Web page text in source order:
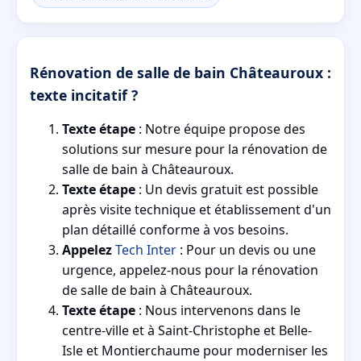
Rénovation de salle de bain Châteauroux :
texte incitatif ?
Texte étape : Notre équipe propose des
solutions sur mesure pour la rénovation de
salle de bain à Châteauroux.
Texte étape : Un devis gratuit est possible
après visite technique et établissement d'un
plan détaillé conforme à vos besoins.
AppelezTech Inter : Pour un devis ou une
urgence, appelez-nous pour la rénovation
de salle de bain à Châteauroux.
Texte étape : Nous intervenons dans le
centre-ville et à Saint-Christophe et Belle-
Isle et Montierchaume pour moderniser les